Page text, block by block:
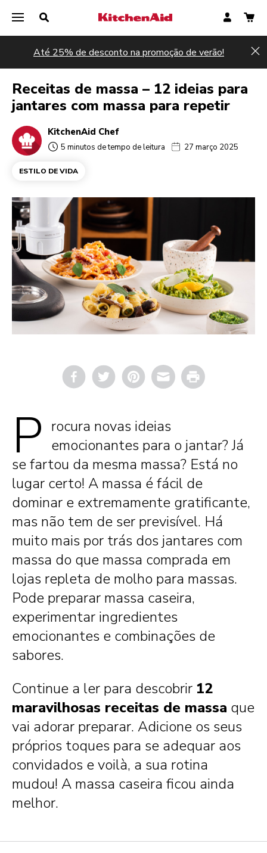
Até 25% de desconto na promoção de verão!
Receitas de massa – 12 ideias para
jantares com massa para repetir
KitchenAid Chef
5 minutos de tempo de leitura 27 março 2025
ESTILO DE VIDA
Email Print
P rocura novas ideias
emocionantes para o jantar? Já
se fartou da mesma massa? Está no
lugar certo! A massa é fácil de
dominar e extremamente gratificante,
mas não tem de ser previsível. Há
muito mais por trás dos jantares com
massa do que massa comprada em
lojas repleta de molho para massas.
Pode preparar massa caseira,
experimentar ingredientes
emocionantes e combinações de
sabores.
Continue a ler para descobrir 12
maravilhosas receitas de massa que
vai adorar preparar. Adicione os seus
próprios toques para se adequar aos
convidados e voilà, a sua rotina
mudou! A massa caseira ficou ainda
melhor.